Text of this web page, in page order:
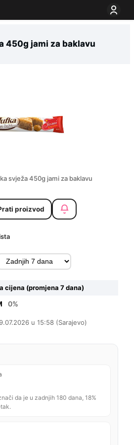
450g jami za baklavu
svježa 450g jami za baklavu
proizvod
cijena (promjena 7 dana)
0%
u 15:58 (Sarajevo)
da je u zadnjih 180 dana, 18%